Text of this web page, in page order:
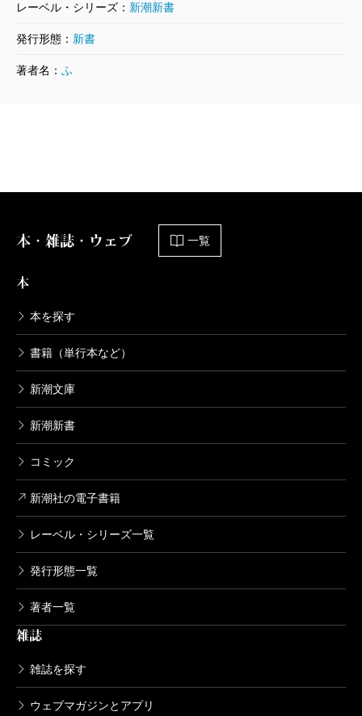
レーベル・シリーズ： 新潮新書
発行形態： 新書
著者名： ふ
本・雑誌・ウェブ 一覧
本
本を探す
書籍（単行本など）
新潮文庫
新潮新書
コミック
新潮社の電子書籍
レーベル・シリーズ一覧
発行形態一覧
著者一覧
雑誌
雑誌を探す
ウェブマガジンとアプリ